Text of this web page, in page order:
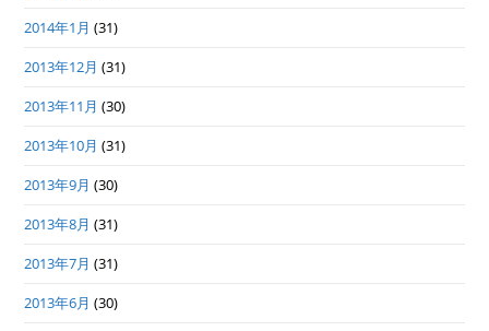
2014年1月 (31)
2013年12月 (31)
2013年11月 (30)
2013年10月 (31)
2013年9月 (30)
2013年8月 (31)
2013年7月 (31)
2013年6月 (30)